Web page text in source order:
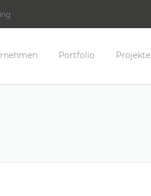
Portfolio Projekte